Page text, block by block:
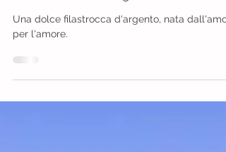
Filastrocca d'argento
per l'amore.